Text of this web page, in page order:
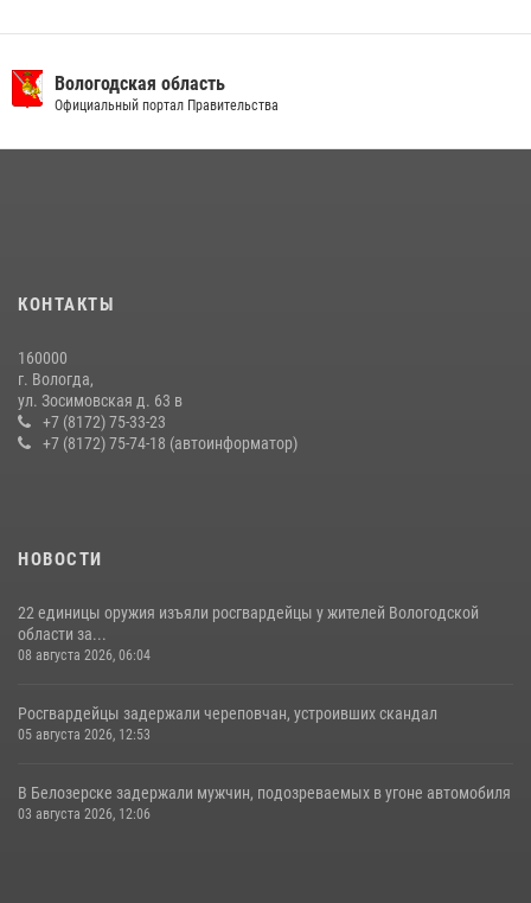
Вологодская область
Официальный портал Правительства
КОНТАКТЫ
160000
г. Вологда,
ул. Зосимовская д. 63 в
+7 (8172) 75-33-23
+7 (8172) 75-74-18 (автоинформатор)
НОВОСТИ
22 единицы оружия изъяли росгвардейцы у жителей Вологодской
области за...
08 августа 2026, 06:04
Росгвардейцы задержали череповчан, устроивших скандал
05 августа 2026, 12:53
В Белозерске задержали мужчин, подозреваемых в угоне автомобиля
03 августа 2026, 12:06